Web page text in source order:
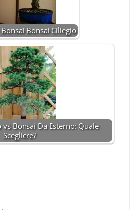
Bonsai Bonsai Ciliegio
Bonsai Da Esterno: Quale
Scegliere?